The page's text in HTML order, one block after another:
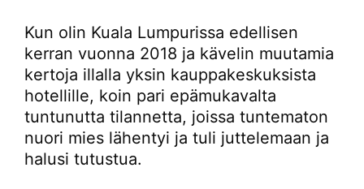
Kun olin Kuala Lumpurissa edellisen
kerran vuonna 2018 ja kävelin muutamia
kertoja illalla yksin kauppakeskuksista
hotellille, koin pari epämukavalta
tuntunutta tilannetta, joissa tuntematon
nuori mies lähentyi ja tuli juttelemaan ja
halusi tutustua.